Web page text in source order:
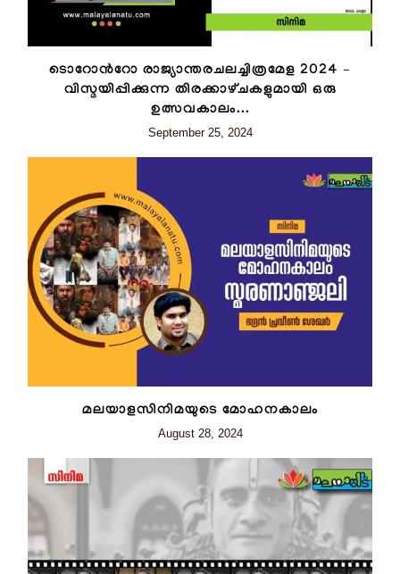
ടൊറോന്‍റോ രാജ്യാന്തരചലച്ചിത്രമേള 2024 –
വിസ്മയിപ്പിക്കുന്ന തിരക്കാഴ്‌ചകളുമായി ഒരു
ഉത്സവകാലം...
September 25, 2024
മലയാളസിനിമയുടെ മോഹനകാലം
August 28, 2024